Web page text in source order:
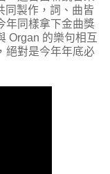
同製作，詞、曲皆
年同樣拿下金曲獎
Organ 的樂句相互
絕對是今年年底必